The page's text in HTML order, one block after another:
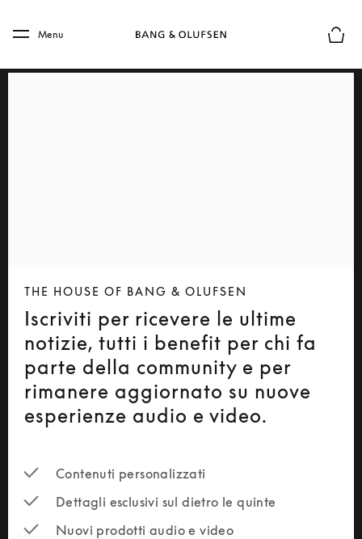
Skip to main footer
Menu
THE HOUSE OF BANG & OLUFSEN
Iscriviti per ricevere le ultime
notizie, tutti i benefit per chi fa
parte della community e per
rimanere aggiornato su nuove
esperienze audio e video.
Contenuti personalizzati
Dettagli esclusivi sul dietro le quinte
Nuovi prodotti audio e video